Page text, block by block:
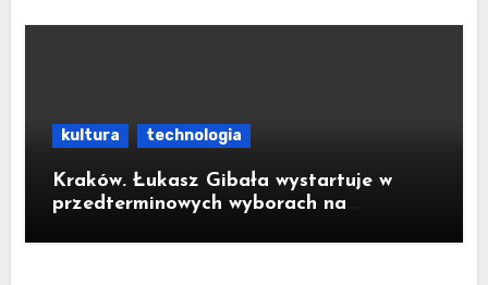
kultura technologia
Kraków. Łukasz Gibała wystartuje w
przedterminowych wyborach na